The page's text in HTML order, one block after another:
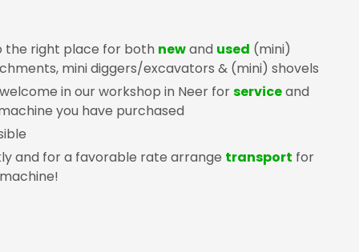
the right place for both newand used (mini)
mini diggers/excavators & (mini) shovels
in our workshop in Neer forserviceand
you have purchased
and for a favorable rate arrange transport for